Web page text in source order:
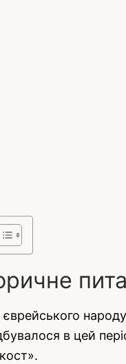
єврейського
в цей